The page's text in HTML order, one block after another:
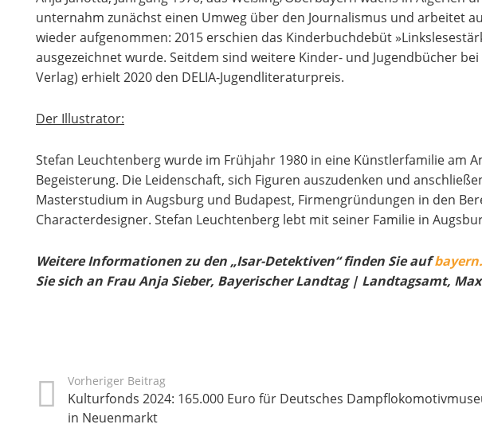
unternahm zunächst einen Umweg über den Journalismus und arbeitet
wieder aufgenommen: 2015 erschien das Kinderbuchdebüt
ausgezeichnet wurde. Seitdem sind weitere Kinder- und Jugendbücher
Verlag) erhielt 2020 den DELIA-Jugendliteraturpreis.
Der Illustrator:
Stefan Leuchtenberg wurde im Frühjahr 1980 in eine Künstlerfamilie am
Begeisterung. Die Leidenschaft, sich Figuren auszudenken und
Masterstudium in Augsburg und Budapest, Firmengründungen in den
Characterdesigner. Stefan Leuchtenberg lebt mit seiner Familie in
Weitere Informationen zu den „Isar-Detektiven“ finden Sie auf
Sie sich an Frau Anja Sieber, Bayerischer Landtag | Landtagsamt,
Vorheriger Beitrag
Kulturfonds 2024: 165.000 Euro für Deutsches
in Neuenmarkt